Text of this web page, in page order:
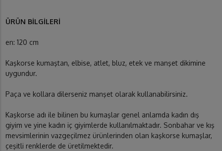
ÜRÜN BİLGİLERİ
en: 120 cm
Kaşkorse kumaştan, elbise, atlet, bluz, etek ve manşet dikimine
uygundur.
Paça ve kollara dilerseniz manşet olarak kullanabilirsiniz.
Kaşkorse adı ile bilinen bu kumaşlar genel anlamda kadın dış
giyim ve yine kadın iç giyimlerde kullanılmaktadır. Sonbahar ve kış
mevsimlerinin vazgeçilmez ürünlerinden olan kaşkorse kumaşlar,
çeşitli renklerde de üretilmektedir.